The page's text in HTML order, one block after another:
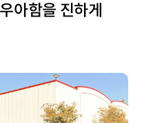
아함을 진하게